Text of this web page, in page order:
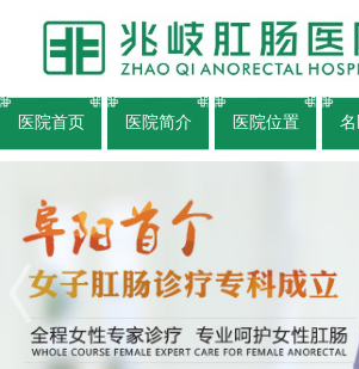
医院首页 医院简介 医院位置